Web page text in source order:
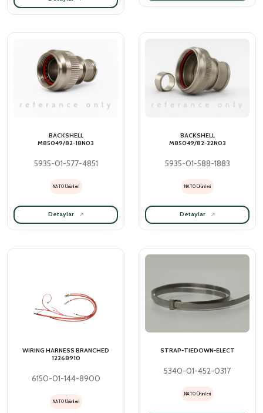
BACKSHELL
M85049/82-18N03
5935-01-577-4851
NATO Ürünleri
Detaylar
BACKSHELL
M85049/82-22N03
5935-01-588-1883
NATO Ürünleri
Detaylar
WIRING HARNESS BRANCHED
12268910
6150-01-144-8900
NATO Ürünleri
STRAP-TIEDOWN-ELECT
5340-01-452-0317
NATO Ürünleri